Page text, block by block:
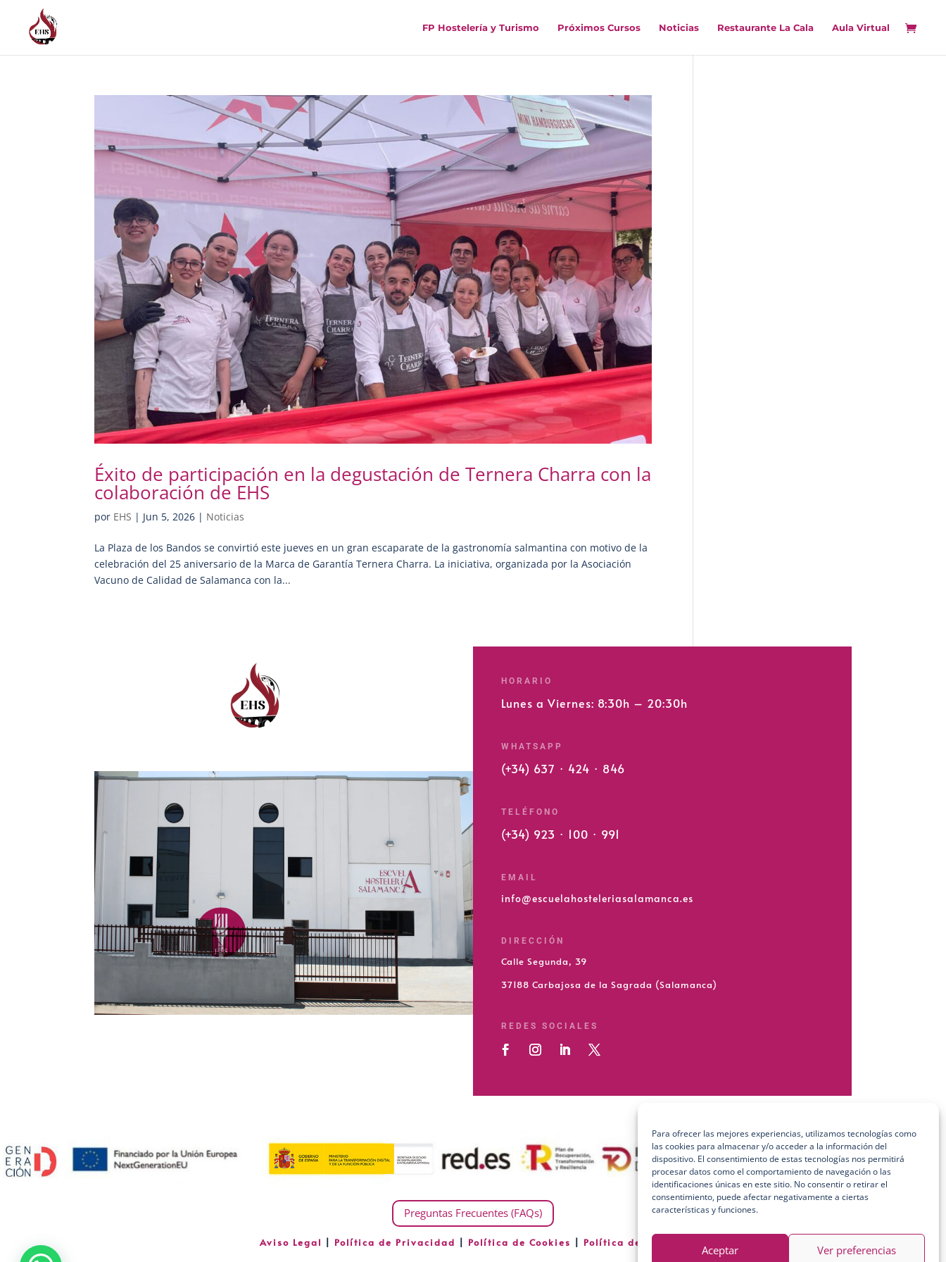
Para ofrecer las mejores experiencias, utilizamos tecnologías como
las cookies para almacenar y/o acceder a la información del
dispositivo. El consentimiento de estas tecnologías nos permitirá
procesar datos como el comportamiento de navegación o las
identificaciones únicas en este sitio. No consentir o retirar el
consentimiento, puede afectar negativamente a ciertas
características y funciones.
Aceptar Ver preferencias
FP Hostelería y Turismo Próximos Cursos Noticias Restaurante La Cala Aula Virtual
Éxito de participación en la degustación de Ternera Charra con la
colaboración de EHS
por EHS | Jun 5, 2026 | Noticias
La Plaza de los Bandos se convirtió este jueves en un gran escaparate de la gastronomía salmantina con motivo de la
celebración del 25 aniversario de la Marca de Garantía Ternera Charra. La iniciativa, organizada por la Asociación
Vacuno de Calidad de Salamanca con la...
HORARIO
Lunes a Viernes: 8:30h – 20:30h
WHATSAPP
(+34) 637 · 424 · 846
TELÉFONO
(+34) 923 · 100 · 991
EMAIL
info@escuelahosteleriasalamanca.es
DIRECCIÓN
Calle Segunda, 39
37188 Carbajosa de la Sagrada (Salamanca)
REDES SOCIALES
Preguntas Frecuentes (FAQs)
Aviso Legal | Política de Privacidad | Política de Cookies | Política de Calidad